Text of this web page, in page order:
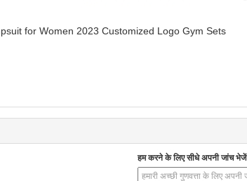
for Women 2023 Customized Logo Gym Sets
हम करने के लिए सीधे अपनी जांच भेजें